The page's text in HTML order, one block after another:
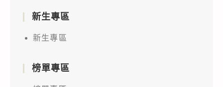
新生專區
新生專區
榜單專區